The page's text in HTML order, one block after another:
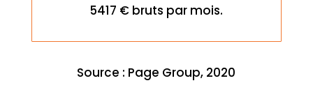
5417 € bruts par mois.
Source : Page Group, 2020